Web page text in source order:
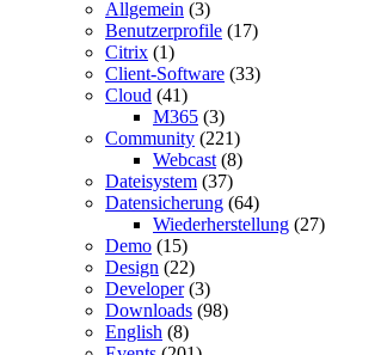
Allgemein (3)
Benutzerprofile (17)
Citrix (1)
Client-Software (33)
Cloud (41)
M365 (3)
Community (221)
Webcast (8)
Dateisystem (37)
Datensicherung (64)
Wiederherstellung (27)
Demo (15)
Design (22)
Developer(3)
Downloads (98)
English (8)